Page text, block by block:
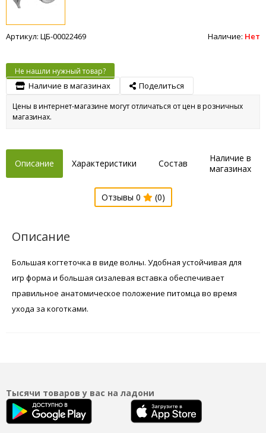
Артикул: ЦБ-00022469 Наличие: Нет
Не нашли нужный товар?
Наличие в магазинах Поделиться
Цены в интернет-магазине могут отличаться от цен в розничных
магазинах.
Описание Характеристики Состав
Наличие в
магазинах
Отзывы 0 (0)
Описание
Большая когтеточка в виде волны. Удобная устойчивая для
игр форма и большая сизалевая вставка обеспечивает
правильное анатомическое положение питомца во время
ухода за коготками.
Тысячи товаров у вас на ладони